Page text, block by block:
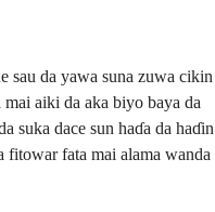
sau da yawa suna zuwa cikin
aiki da aka biyo baya da
suka dace sun haɗa da haɗin
fata mai alama wanda